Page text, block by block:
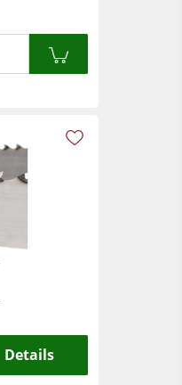
Details